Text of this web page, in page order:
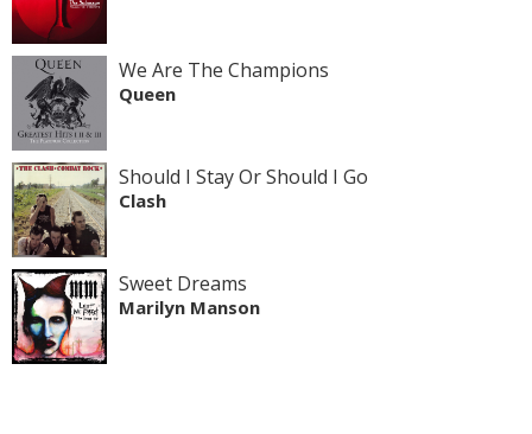
We Are The Champions
Queen
Should I Stay Or Should I Go
Clash
Sweet Dreams
Marilyn Manson